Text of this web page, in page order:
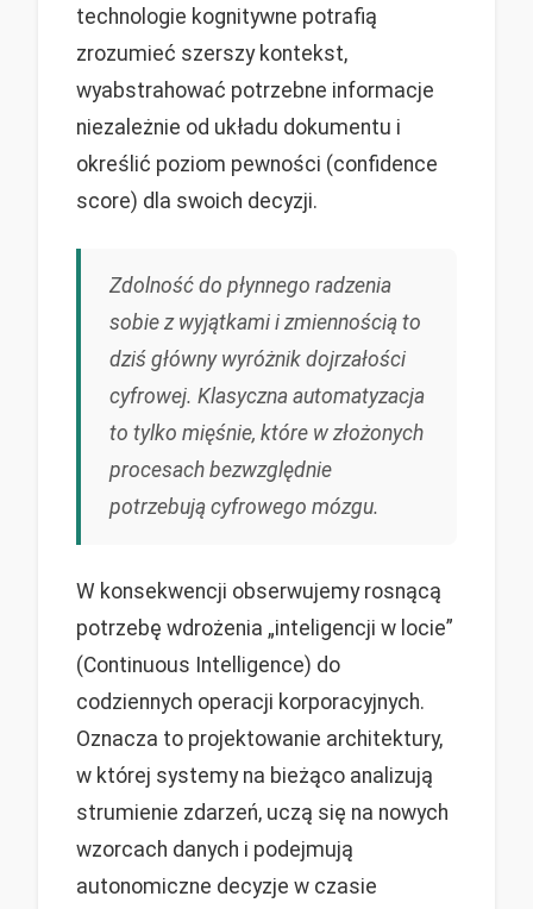
technologie kognitywne potrafią
zrozumieć szerszy kontekst,
wyabstrahować potrzebne informacje
niezależnie od układu dokumentu i
określić poziom pewności (confidence
score) dla swoich decyzji.
Zdolność do płynnego radzenia
sobie z wyjątkami i zmiennością to
dziś główny wyróżnik dojrzałości
cyfrowej. Klasyczna automatyzacja
to tylko mięśnie, które w złożonych
procesach bezwzględnie
potrzebują cyfrowego mózgu.
W konsekwencji obserwujemy rosnącą
potrzebę wdrożenia „inteligencji w locie”
(Continuous Intelligence) do
codziennych operacji korporacyjnych.
Oznacza to projektowanie architektury,
w której systemy na bieżąco analizują
strumienie zdarzeń, uczą się na nowych
wzorcach danych i podejmują
autonomiczne decyzje w czasie